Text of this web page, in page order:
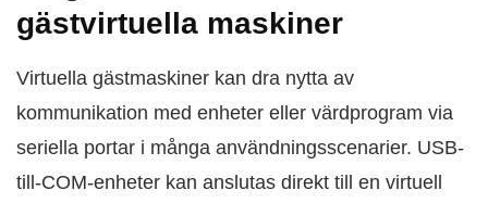
gästvirtuella maskiner
Virtuella gästmaskiner kan dra nytta av
kommunikation med enheter eller värdprogram via
seriella portar i många användningsscenarier. USB-
till-COM-enheter kan anslutas direkt till en virtuell